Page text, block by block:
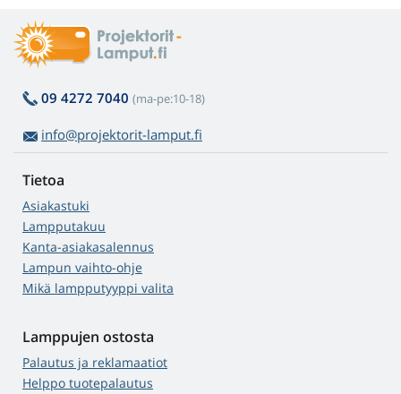
09 4272 7040 (ma-pe:10-18)
info@projektorit-lamput.fi
Tietoa
Asiakastuki
Lampputakuu
Kanta-asiakasalennus
Lampun vaihto-ohje
Mikä lampputyyppi valita
Lamppujen ostosta
Palautus ja reklamaatiot
Helppo tuotepalautus